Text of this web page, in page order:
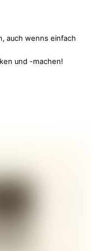
auch wenns einfach
und -machen!